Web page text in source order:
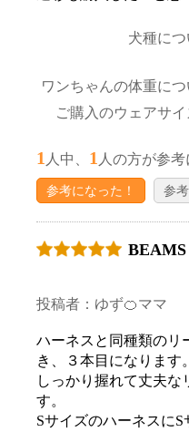
犬種につ
ワンちゃんの体重に
ご購入のウェアサイ
1 人中、 1 人の方が参
参考になった！ 参
投稿者：ゆず🍊ママ
ハーネスと同種類のリ
き、３本目になります。
しっかり握れて丈夫な
す。
SサイズのハーネスにS